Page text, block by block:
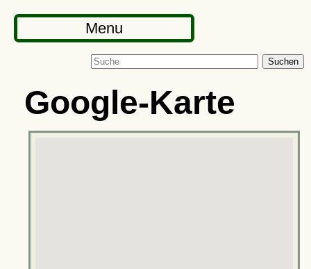
Menu
Suchen
Google-Karte